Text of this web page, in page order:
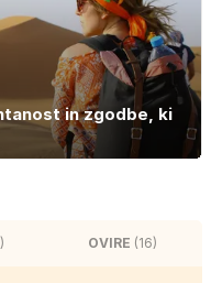
in zgodbe, ki
OVIRE (16)